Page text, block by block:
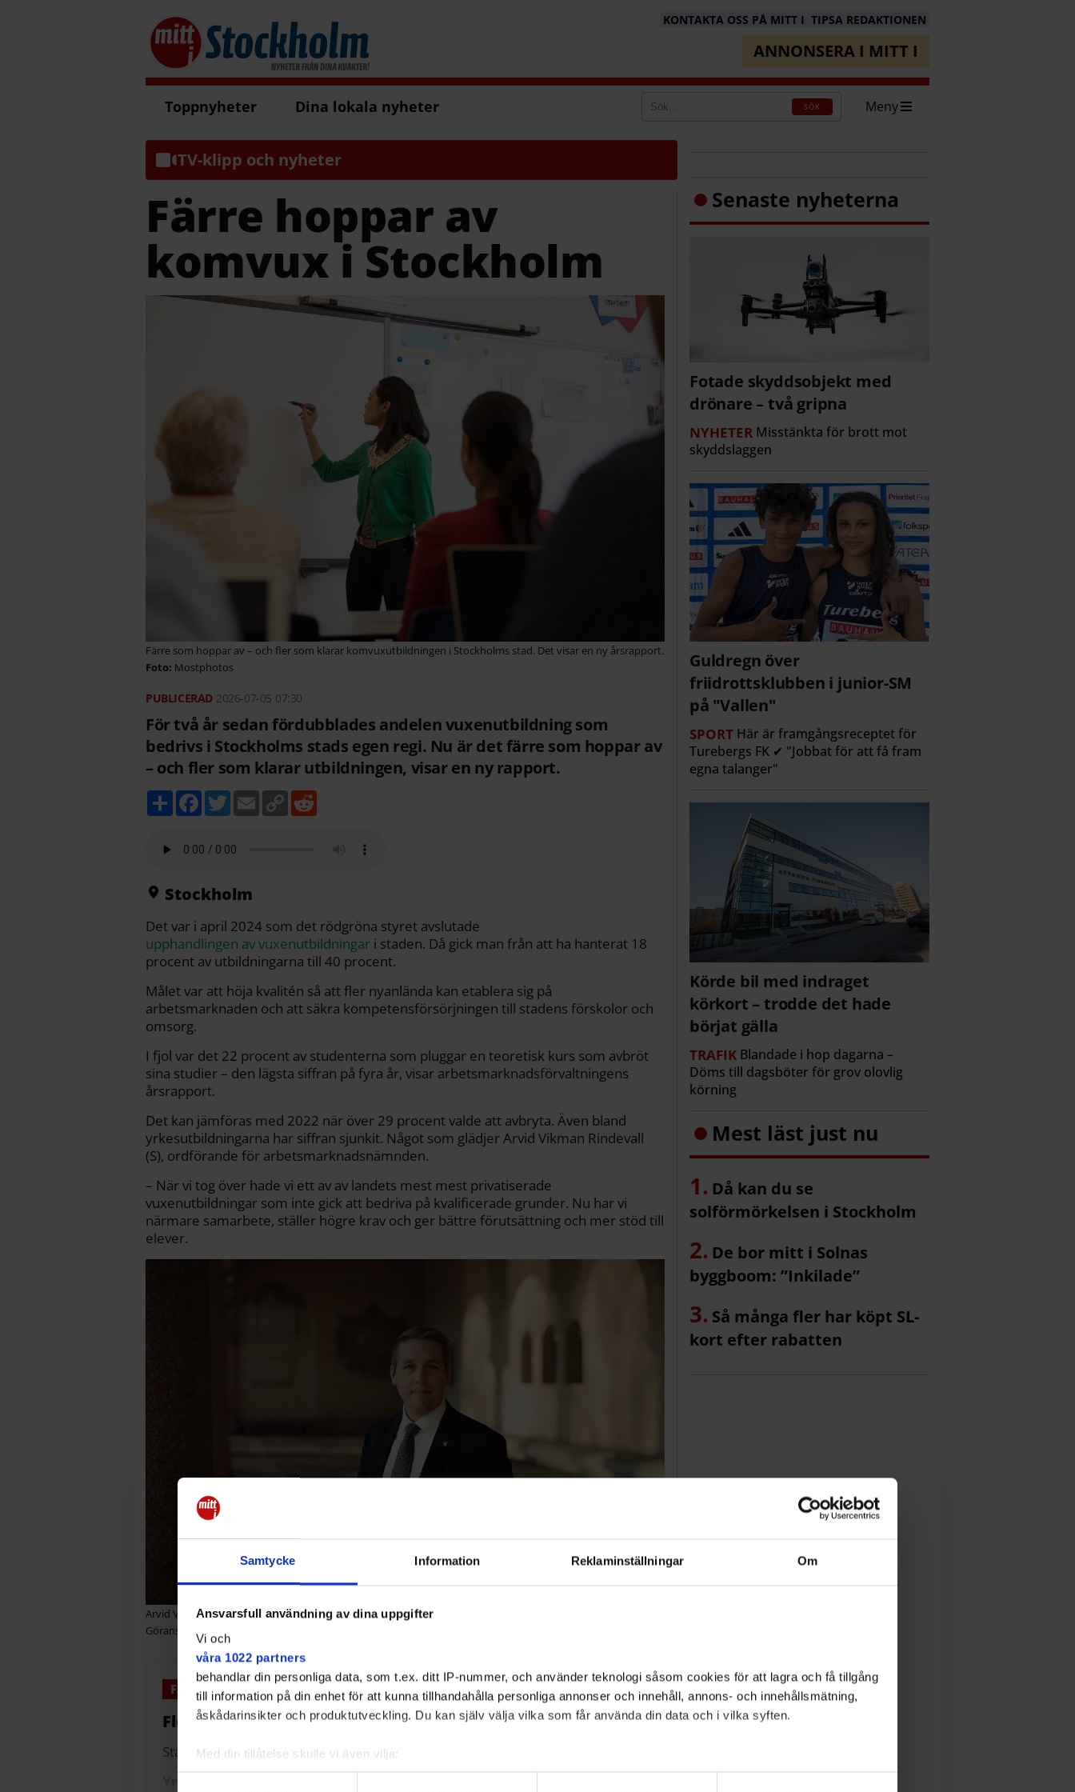
Samtycke Information Reklaminställningar Om
Ansvarsfull användning av dina uppgifter
Vi och
våra 1022 partners
behandlar din personliga data, som t.ex. ditt IP-nummer, och använder teknologi såsom cookies för att lagra och få tillgång
till information på din enhet för att kunna tillhandahålla personliga annonser och innehåll, annons- och innehållsmätning,
åskådarinsikter och produktutveckling. Du kan själv välja vilka som får använda din data och i vilka syften.
Med din tillåtelse skulle vi även vilja:
Samla in information om din geografiska plats som kan ha en noggrannhet på upp till flera meter
KONTAKTA OSS PÅ MITT I TIPSA REDAKTIONEN
ANNONSERA I MITT I
Toppnyheter Dina lokala nyheter SÖK Meny
TV-klipp och nyheter
Färre hoppar av
komvux i Stockholm
Färre som hoppar av – och fler som klarar komvuxutbildningen i Stockholms stad. Det visar en ny årsrapport.
Mostphotos
2026-07-05 07:30
För två år sedan fördubblades andelen vuxenutbildning som
bedrivs i Stockholms stads egen regi. Nu är det färre som hoppar av
– och fler som klarar utbildningen, visar en ny rapport.
D
e
F
c
b
k
T
w
t
E
m
a
C
o
p
Stockholm
Det var i april 2024 som det rödgröna styret avslutade
upphandlingen av vuxenutbildningar i staden. Då gick man från att ha hanterat 18
procent av utbildningarna till 40 procent.
Målet var att höja kvalitén så att fler nyanlända kan etablera sig på
arbetsmarknaden och att säkra kompetensförsörjningen till stadens förskolor och
omsorg.
I fjol var det 22 procent av studenterna som pluggar en teoretisk kurs som avbröt
sina studier – den lägsta siffran på fyra år, visar arbetsmarknadsförvaltningens
årsrapport.
Det kan jämföras med 2022 när över 29 procent valde att avbryta. Även bland
yrkesutbildningarna har siffran sjunkit. Något som glädjer Arvid Vikman Rindevall
(S), ordförande för arbetsmarknadsnämnden.
– När vi tog över hade vi ett av av landets mest mest privatiserade
vuxenutbildningar som inte gick att bedriva på kvalificerade grunder. Nu har vi
närmare samarbete, ställer högre krav och ger bättre förutsättning och mer stöd till
elever.
Arvid Vikman Rindevall (S), ordförande för arbetsmarknadsnämnden i Stockholms stad.
Göransson
Fler godkända betyg
Statistiken avser antalet kursdeltagare som gått ut med godkända betyg:
Senaste nyheterna
Fotade skyddsobjekt med
drönare – två gripna
NYHETER Misstänkta för brott mot
skyddslaggen
Guldregn över
friidrottsklubben i junior-SM
på "Vallen"
SPORT Här är framgångsreceptet för
Turebergs FK ✔ "Jobbat för att få fram
egna talanger"
Körde bil med indraget
körkort – trodde det hade
börjat gälla
TRAFIK Blandade i hop dagarna –
Döms till dagsböter för grov olovlig
körning
Mest läst just nu
Då kan du se
solförmörkelsen i Stockholm
De bor mitt i Solnas
byggboom: ”Inkilade”
Så många fler har köpt SL-
kort efter rabatten